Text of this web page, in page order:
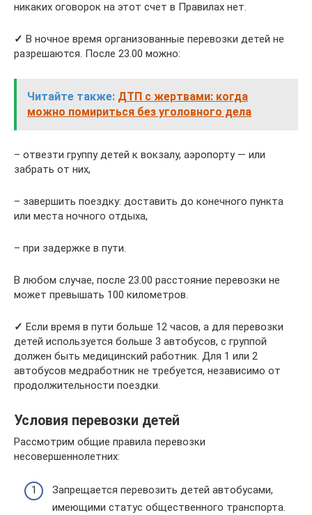
никаких оговорок на этот счет в Правилах нет.
✓ В ночное время организованные перевозки детей не
разрешаются. После 23.00 можно:
Читайте также: ДТП с жертвами: когда
можно помириться без уголовного дела
– отвезти группу детей к вокзалу, аэропорту — или
забрать от них,
– завершить поездку: доставить до конечного пункта
или места ночного отдыха,
– при задержке в пути.
В любом случае, после 23.00 расстояние перевозки не
может превышать 100 километров.
✓ Если время в пути больше 12 часов, а для перевозки
детей используется больше 3 автобусов, с группой
должен быть медицинский работник. Для 1 или 2
автобусов медработник не требуется, независимо от
продолжительности поездки.
Условия перевозки детей
Рассмотрим общие правила перевозки
несовершеннолетних:
Запрещается перевозить детей автобусами,
имеющими статус общественного транспорта.